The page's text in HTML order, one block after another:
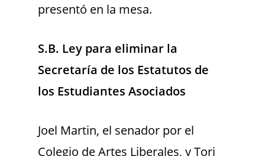
presentó en la mesa.
S.B. Ley para eliminar la
Secretaría de los Estatutos de
los Estudiantes Asociados
Joel Martin, el senador por el
Colegio de Artes Liberales, y Tori